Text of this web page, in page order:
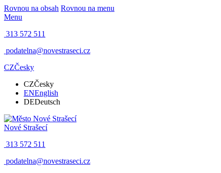
Rovnou na obsah Rovnou na menu
Menu
313 572 511
podatelna@novestraseci.cz
CZČesky
CZČesky
ENEnglish
DEDeutsch
Nové Strašecí
313 572 511
podatelna@novestraseci.cz